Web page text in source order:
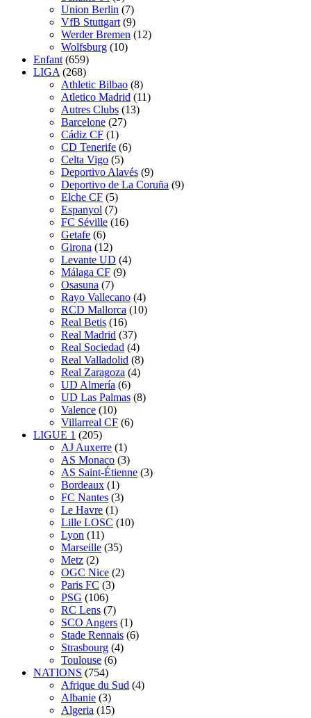
Union Berlin (7)
VfB Stuttgart (9)
Werder Bremen (12)
Wolfsburg (10)
Enfant (659)
LIGA (268)
Athletic Bilbao (8)
Atletico Madrid (11)
Autres Clubs (13)
Barcelone (27)
Cádiz CF (1)
CD Tenerife (6)
Celta Vigo (5)
Deportivo Alavés (9)
Deportivo de La Coruña (9)
Elche CF (5)
Espanyol (7)
FC Séville (16)
Getafe (6)
Girona (12)
Levante UD (4)
Málaga CF (9)
Osasuna (7)
Rayo Vallecano (4)
RCD Mallorca (10)
Real Betis (16)
Real Madrid (37)
Real Sociedad (4)
Real Valladolid (8)
Real Zaragoza (4)
UD Almería (6)
UD Las Palmas (8)
Valence (10)
Villarreal CF (6)
LIGUE 1 (205)
AJ Auxerre (1)
AS Monaco (3)
AS Saint-Étienne (3)
Bordeaux (1)
FC Nantes (3)
Le Havre (1)
Lille LOSC (10)
Lyon (11)
Marseille (35)
Metz (2)
OGC Nice (2)
Paris FC (3)
PSG (106)
RC Lens (7)
SCO Angers (1)
Stade Rennais (6)
Strasbourg (4)
Toulouse (6)
NATIONS (754)
Afrique du Sud (4)
Albanie (3)
Algeria (15)